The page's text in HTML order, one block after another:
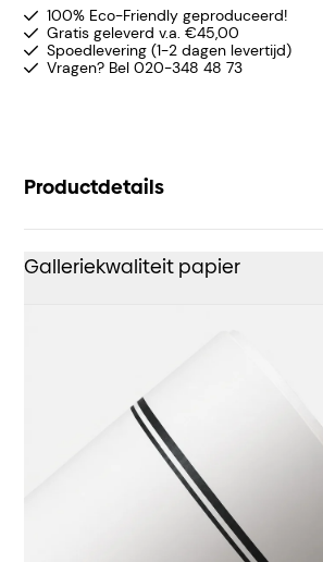
100% Eco-Friendly geproduceerd!
Gratis geleverd v.a. €45,00
Spoedlevering (1-2 dagen levertijd)
Vragen? Bel 020-348 48 73
Productdetails
Galleriekwaliteit papier